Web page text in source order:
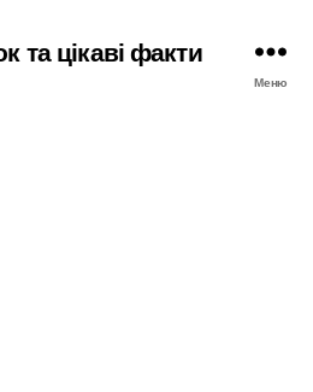
та цікаві факти
Меню